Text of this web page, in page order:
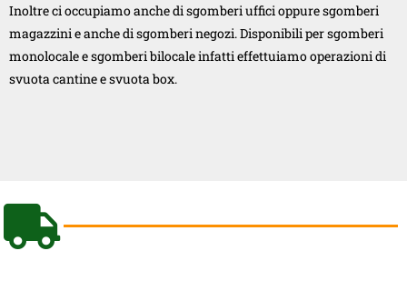
Inoltre ci occupiamo anche di sgomberi uffici oppure sgomberi
magazzini e anche di sgomberi negozi. Disponibili per sgomberi
monolocale e sgomberi bilocale infatti effettuiamo operazioni di
svuota cantine e svuota box.